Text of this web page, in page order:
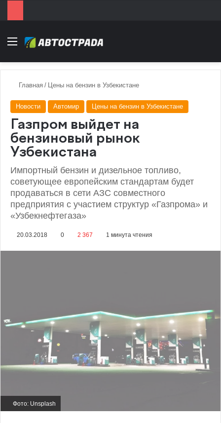
Menu
Главная / Цены на бензин в Узбекистане
Новости Автомир Цены на бензин в Узбекистане
Газпром выйдет на
бензиновый рынок
Узбекистана
Импортный бензин и дизельное топливо,
советующее европейским стандартам будет
продаваться в сети АЗС совместного
предприятия с участием структур «Газпрома» и
«Узбекнефтегаза»
20.03.2018 0 2 367 1 минута чтения
Фото: Unsplash